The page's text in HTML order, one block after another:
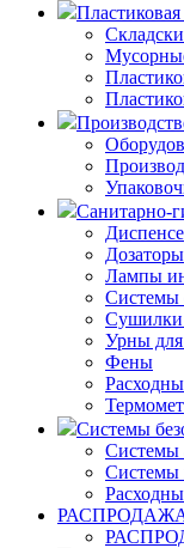
Пластиковая
Санитарно-
Дозаторы
Лампы
Системы
Сушилки
Урны для
Фены
Системы
Системы
Системы